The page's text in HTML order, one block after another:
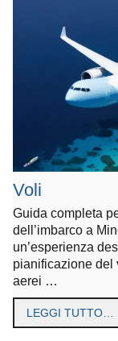
Voli
Guida completa
dell’imbarco a
un’esperienza
pianificazione del
aerei …
LEGGI TUTTO…